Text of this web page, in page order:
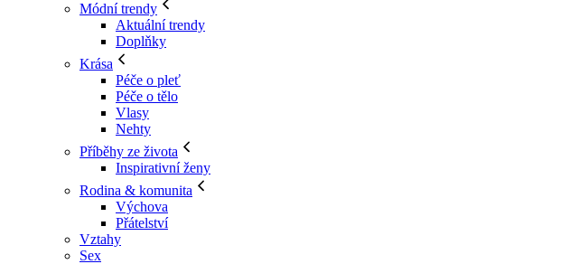
Módní trendy
Aktuální trendy
Doplňky
Krása
Péče o pleť
Péče o tělo
Vlasy
Nehty
Příběhy ze života
Inspirativní ženy
Rodina & komunita
Výchova
Přátelství
Vztahy
Sex